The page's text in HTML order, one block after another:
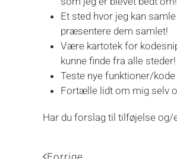
Et sted hvor jeg kan
præsentere dem samlet!
Være kartotek for
kunne finde fra alle steder!
Teste nye funktioner/kode
Fortælle lidt om mig selv
Har du forslag til tilføjelse
Forrige